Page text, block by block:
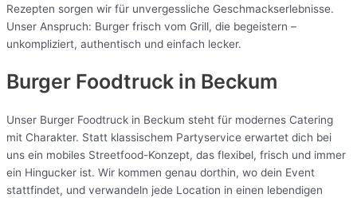
Rezepten sorgen wir für unvergessliche Geschmackserlebnisse.
Unser Anspruch: Burger frisch vom Grill, die begeistern –
unkompliziert, authentisch und einfach lecker.
Burger Foodtruck in Beckum
Unser Burger Foodtruck in Beckum steht für modernes Catering
mit Charakter. Statt klassischem Partyservice erwartet dich bei
uns ein mobiles Streetfood-Konzept, das flexibel, frisch und immer
ein Hingucker ist. Wir kommen genau dorthin, wo dein Event
stattfindet, und verwandeln jede Location in einen lebendigen